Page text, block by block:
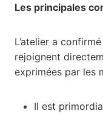
Les principales
L’atelier a
rejoignent
exprimées par les
Il est